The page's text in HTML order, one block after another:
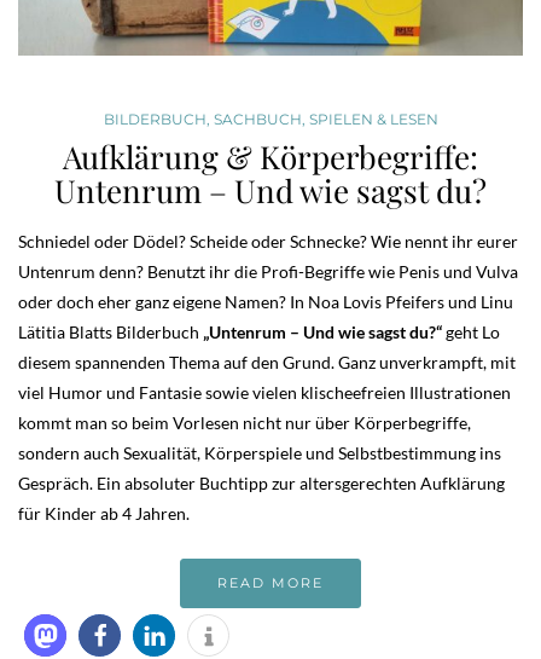
BILDERBUCH, SACHBUCH, SPIELEN & LESEN
Aufklärung & Körperbegriffe:
Untenrum – Und wie sagst du?
Schniedel oder Dödel? Scheide oder Schnecke? Wie nennt ihr eurer
Untenrum denn? Benutzt ihr die Profi-Begriffe wie Penis und Vulva
oder doch eher ganz eigene Namen? In Noa Lovis Pfeifers und Linu
Lätitia Blatts Bilderbuch „Untenrum – Und wie sagst du?“geht Lo
diesem spannenden Thema auf den Grund. Ganz unverkrampft, mit
viel Humor und Fantasie sowie vielen klischeefreien Illustrationen
kommt man so beim Vorlesen nicht nur über Körperbegriffe,
sondern auch Sexualität, Körperspiele und Selbstbestimmung ins
Gespräch. Ein absoluter Buchtipp zur altersgerechten Aufklärung
für Kinder ab 4 Jahren.
READ MORE